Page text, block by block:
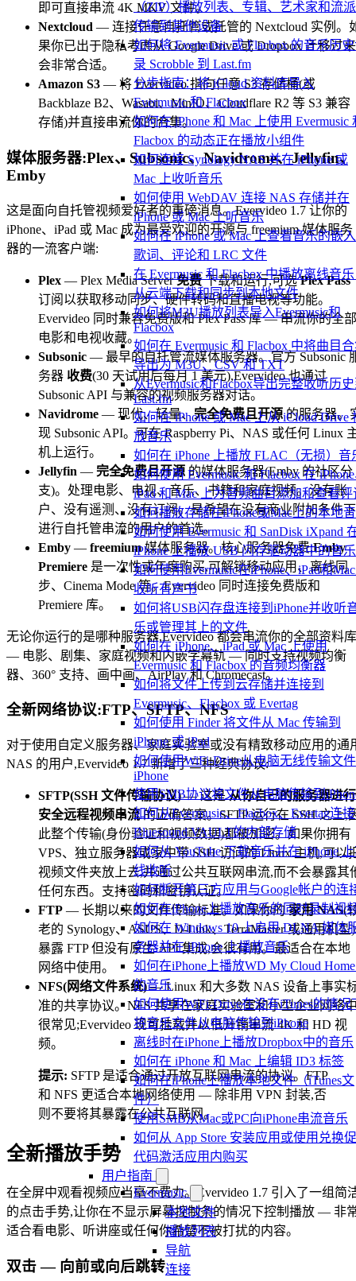
（ZIP）播放列表、专辑、艺术家和流
传输到其他设备
如何将 Evermusic 或 Flacbox 的音乐历
录 Scrobble 到 Last.fm
分步指南：将 iCloud 资料库导入
Evermusic 和 Flacbox
如何在 iPhone 和 Mac 上使用 Evermusic
Flacbox 的动态正在播放小组件
如何连接 Synology NAS 并在 iPhone 或
Mac 上收听音乐
如何使用 WebDAV 连接 NAS 存储并在
iPhone 或 Mac 上听音乐
如何在 iPhone 或 Mac 上查看音乐的嵌
歌词、评论和 LRC 文件
在 Evermusic 和 Flacbox 中播放离线音
从云端下载和同步到本地文件
如何将M3U播放列表导入Evermusic和
Flacbox
如何在 Evermusic 和 Flacbox 中将曲目
导出为 M3U、CSV 和 TXT
从Evermusic和Flacbox导出完整收听历
Last.fm
如何在 iPhone 或 Mac 上从 iCloud Drive
放音乐
如何在 iPhone 上播放 FLAC（无损）音
如何使用 Evermusic 和 Flacbox 在
iPad 和 Mac 上为音频曲目添加和查看评
如何播放存储在iPhone或Mac上的本地
如何使用 Evermusic 和 SanDisk iXpand
iPhone 上播放 USB 闪存驱动器中的音乐
如何使用Evermusic在iPhone、iPad和
收听有声书
如何将USB闪存盘连接到iPhone并收听
乐或管理其上的文件
如何在 iPhone、iPad 或 Mac 上使用
Evermusic 和 Flacbox 的音频均衡器
如何将文件上传到云存储并连接到
Evermusic、Flacbox 或 Evertag
如何使用 Finder 将文件从 Mac 传输到
iPhone 或 iPad
如何使用WiFi-Drive从电脑无线传输文
iPhone
使用SMB协议将文件从电脑传输到
如何从Evermusic、Flacbox、Evertag连接
Bluesound VAULT的内部存储
如何从 YouTube 下载音乐并在 iPhone
线收听
如何断开第三方应用与Google帐户的连
如何在iPhone上播放音乐的同时录制视
如何在 Windows 10 上启用 DLNA 媒体
务器并在 iPhone 上播放音乐
如何在iPhone上播放WD My Cloud
的音乐
如何使用WiFi-Drive在没有iTunes的情况
将音乐文件从电脑传输到iPhone
离线时在iPhone上播放Dropbox中的音乐
如何在 iPhone 和 Mac 上编辑 ID3 标签
如何在iPhone上播放本地文件（iTunes文
件）
使用SMB从Mac或PC向iPhone串流音乐
如何从 App Store 安装应用或使用兑换
代码激活应用内购买
用户指南
Evermusic
本地文件
播放列表
导航
连接
即可直接串流 4K MKV 文件。
Nextcloud — 连接任意自托管或托管的 Nextcloud 实例。
果你已出于隐私考虑从 Google Drive 或 Dropbox 迁移过
会非常合适。
Amazon S3 — 将 Evervideo 指向任意 S3 存储桶(或
Backblaze B2、Wasabi、MinIO、Cloudflare R2 等 S3 兼容
存储)并直接串流你的合集。
媒体服务器:Plex、Subsonic、Navidrome、Jellyfin、
Emby
这是面向自托管视频爱好者的重磅消息。Evervideo 1.7 让你的
iPhone、iPad 或 Mac 成为最受欢迎的开源与 freemium 媒体服务
器的一流客户端:
Plex — Plex Media Server免费下载和运行,可选Plex Pass
订阅以获取移动同步、硬件转码和直播电视等功能。
Evervideo 同时兼容免费版和 Plex Pass 库 — 串流你的全部
电影和电视收藏。
Subsonic — 最早的自托管流媒体服务器。官方 Subsonic
务器 收费(30 天试用后每月 1 美元),Evervideo 也通过
Subsonic API 与兼容的视频服务器对话。
Navidrome — 现代、轻量、完全免费且开源的服务器。
现 Subsonic API。可在 Raspberry Pi、NAS 或任何 Linux
机上运行。
Jellyfin — 完全免费且开源的媒体服务器(Emby 的社区分
支)。处理电影、电视、音乐、书籍和家庭视频。没有账
户、没有遥测、没有订阅。是希望在没有商业附加条件下
进行自托管串流的用户的首选。
Emby — freemium媒体服务器。核心服务器免费;Emby
Premiere 是一次性或年度购买,可解锁移动应用、离线同
步、Cinema Mode 等。Evervideo 同时连接免费版和
Premiere 库。
无论你运行的是哪种服务器,Evervideo 都会串流你的全部资料库
— 电影、剧集、家庭视频和内嵌字幕轨 — 同时支持视频均衡
器、360° 支持、画中画、AirPlay 和 Chromecast。
全新网络协议:FTP、SFTP、NFS
对于使用自定义服务器、家庭实验室或没有精致移动应用的通
NAS 的用户,Evervideo 1.7 新增了三种经典协议:
SFTP(SSH 文件传输协议)— 这是从你自己的服务器进行
安全远程视频串流的正确答案。SFTP 运行在 SSH 之上,
此整个传输(身份验证和视频数据)都被加密。如果你拥有
VPS、独立服务器或家中带 SSH 访问的 Linux 主机,可以
视频文件夹放上去,并通过公共互联网串流,而不会暴露其
任何东西。支持密码和密钥认证。
FTP — 长期以来的文件传输标准。如果你的家用 NAS(
老的 Synology、ASUS、D-Link、TerraMaster 或通用机型)
暴露 FTP 但没有原生 API 集成,会很有用。最适合在本地
网络中使用。
NFS(网络文件系统)— Linux 和大多数 NAS 设备上事实
准的共享协议。NFS 共享在家庭实验室和小型企业网络
很常见;Evervideo 现可挂载并以低开销串流 4K 和 HD 视
频。
提示: SFTP 是适合通过开放互联网串流的协议。FTP
和 NFS 更适合本地网络使用 — 除非用 VPN 封装,否
则不要将其暴露在公共互联网。
全新播放手势
在全屏中观看视频应当毫不费力。Evervideo 1.7 引入了一组简
的点击手势,让你在不显示屏幕控制条的情况下控制播放 — 非
适合看电影、听讲座或任何你希望不被打扰的内容。
双击 — 向前或向后跳转